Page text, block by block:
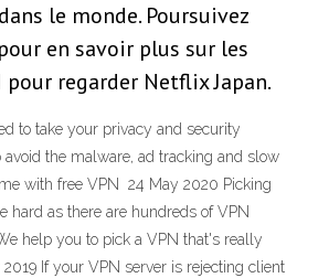
le monde. Poursuivez
en savoir plus sur les
pour regarder Netflix Japan.
to take your privacy and security
avoid the malware, ad tracking and slow
with free VPN 24 May 2020 Picking
hard as there are hundreds of VPN
help you to pick a VPN that's really
2019 If your VPN server is rejecting client